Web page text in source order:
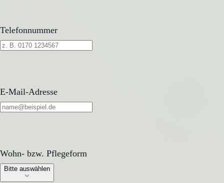
Telefonnummer
E-Mail-Adresse
Wohn- bzw. Pflegeform
Wohn- bzw. Pflegeform
Bitte auswählen